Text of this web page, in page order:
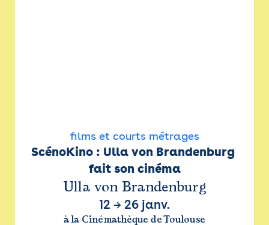
films et courts métrages
ScénoKino : Ulla von Brandenburg
fait son cinéma
Ulla von Brandenburg
12 → 26 janv.
à la Cinémathèque de Toulouse